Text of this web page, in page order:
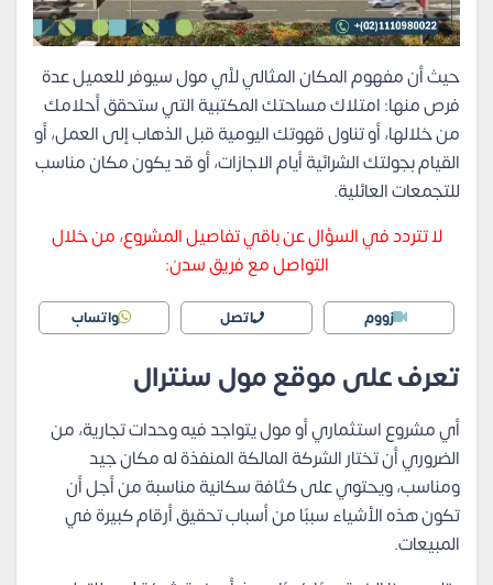
حيث أن مفهوم المكان المثالي لأي مول سيوفر للعميل عدة
فرص منها: امتلاك مساحتك المكتبية التي ستحقق أحلامك
من خلالها، أو تناول قهوتك اليومية قبل الذهاب إلى العمل، أو
القيام بجولتك الشرائية أيام الاجازات، أو قد يكون مكان مناسب
للتجمعات العائلية.
لا تتردد في السؤال عن باقي تفاصيل المشروع، من خلال
التواصل مع فريق سدن:
زووم اتصل واتساب
تعرف على موقع مول سنترال
أي مشروع استثماري أو مول يتواجد فيه وحدات تجارية، من
الضروري أن تختار الشركة المالكة المنفذة له مكان جيد
ومناسب، ويحتوي على كثافة سكانية مناسبة من أجل أن
تكون هذه الأشياء سببًا من أسباب تحقيق أرقام كبيرة في
المبيعات.